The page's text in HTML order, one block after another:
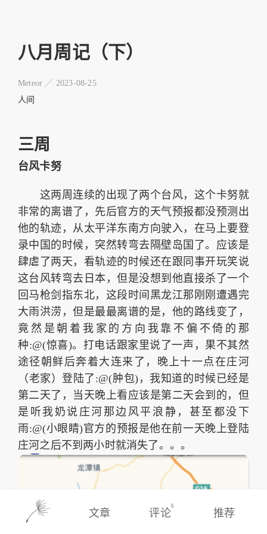
八月周记（下）
Meteor ╱ 2023-08-25
人间
三周
台风卡努
这两周连续的出现了两个台风，这个卡努就
非常的离谱了，先后官方的天气预报都没预测出
他的轨迹，从太平洋东南方向驶入，在马上要登
录中国的时候，突然转弯去隔壁岛国了。应该是
肆虐了两天，看轨迹的时候还在跟同事开玩笑说
这台风转弯去日本，但是没想到他直接杀了一个
回马枪剑指东北，这段时间黑龙江那刚刚遭遇完
大雨洪涝，但是最最离谱的是，他的路线变了，
竟然是朝着我家的方向我靠不偏不倚的那
种:@(惊喜)。打电话跟家里说了一声，果不其然
途径朝鲜后奔着大连来了，晚上十一点在庄河
（老家）登陆了:@(肿包)，我知道的时候已经是
第二天了，当天晚上看应该是第二天会到的，但
是听我奶说庄河那边风平浪静，甚至都没下
雨:@(小眼睛)官方的预报是他在前一天晚上登陆
庄河之后不到两小时就消失了。。。
文章 评论
6
推荐